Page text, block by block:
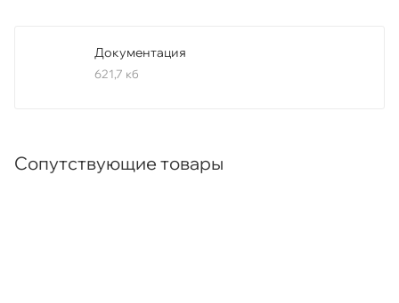
Документация
621,7 кб
Сопутствующие товары